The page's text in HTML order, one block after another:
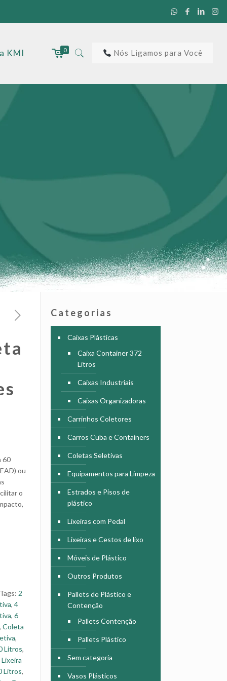
KMI 0 Nós Ligamos para Você
60
ou
o
Tags: 2
,4
,6
,Coleta
,
Litros,
Lixeira
Litros,
Categorias
Caixas Plásticas
Caixa Container 372
Litros
Caixas Industriais
Caixas Organizadoras
Carrinhos Coletores
Carros Cuba e Containers
Coletas Seletivas
Equipamentos para Limpeza
Estrados e Pisos de
plástico
Lixeiras com Pedal
Lixeiras e Cestos de lixo
Móveis de Plástico
Outros Produtos
Pallets de Plástico e
Contenção
Pallets Contenção
Pallets Plástico
Sem categoria
Vasos Plásticos